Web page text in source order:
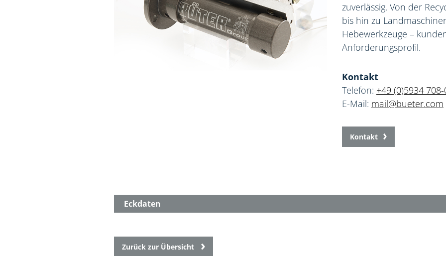
zuverlässig. Von der
bis hin zu
Hebewerkzeuge –
Anforderungsprofil.
Kontakt
Telefon: +49 (0)5934
E-Mail: mail@bueter.com
Kontakt
Eckdaten
Zurück zur Übersicht